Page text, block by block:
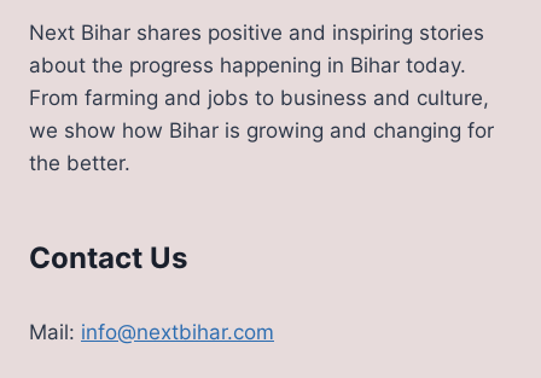
Next Bihar shares positive and inspiring stories
about the progress happening in Bihar today.
From farming and jobs to business and culture,
we show how Bihar is growing and changing for
the better.
Contact Us
Mail: info@nextbihar.com